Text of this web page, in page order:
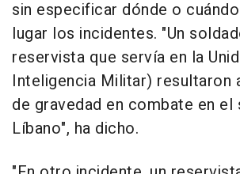
sin especificar dónde o
lugar los incidentes. "Un
reservista que servía en la
Inteligencia Militar) resultaron
de gravedad en combate en el
Líbano", ha dicho.